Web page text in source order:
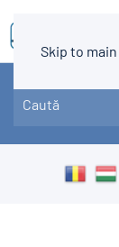
Skip to